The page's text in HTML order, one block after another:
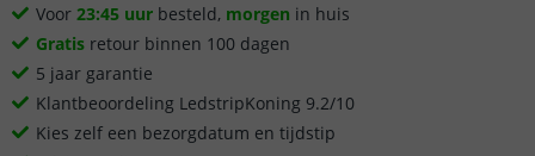
Voor 23:45 uur besteld, morgen in huis
Gratis retour binnen 100 dagen
5 jaar garantie
Klantbeoordeling LedstripKoning 9.2/10
Kies zelf een bezorgdatum en tijdstip